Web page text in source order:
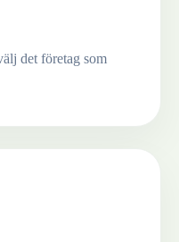
det företag som